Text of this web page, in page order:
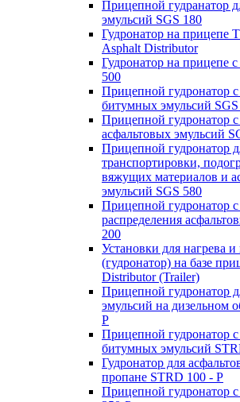
Прицепной гудранатор
эмульсий SGS 180
Гудронатор на прицепе
Asphalt Distributor
Гудронатор на прицепе
500
Прицепной гудронатор
битумных эмульсий
Прицепной гудронатор
асфальтовых эмульсий
Прицепной гудронатор
транспортировки,
вяжущих материалов и
эмульсий SGS 580
Прицепной гудронатор
распределения
200
Установки для нагрева
(гудронатор) на базе
Distributor (Trailer)
Прицепной гудронатор
эмульсий на дизельном
Р
Прицепной гудронатор
битумных эмульсий
Гудронатор для
пропане STRD 100 - P
Прицепной гудронатор